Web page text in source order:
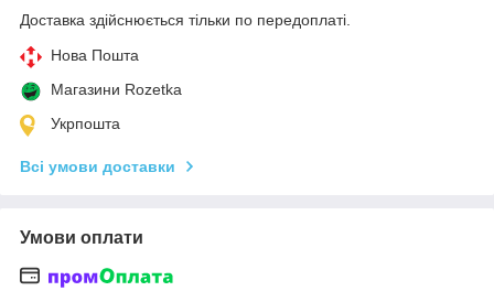
Доставка здійснюється тільки по передоплаті.
Нова Пошта
Магазини Rozetka
Укрпошта
Всі умови доставки
Умови оплати